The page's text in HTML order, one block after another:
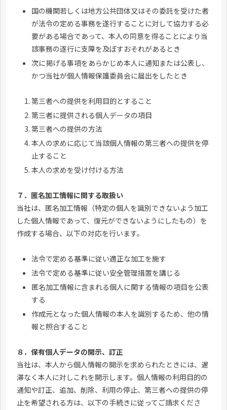
国の機関若しくは地方公共団体又はその委託を受けた者
が法令の定める事務を遂行することに対して協力する必
要がある場合であって、本人の同意を得ることにより当
該事務の遂行に支障を及ぼすおそれがあるとき
次に掲げる事項をあらかじめ本人に通知または公表し、
かつ当社が個人情報保護委員会に届出をしたとき
第三者への提供を利用目的とすること
第三者に提供される個人データの項目
第三者への提供の方法
本人の求めに応じて当該個人情報の第三者への提供を停
止すること
本人の求めを受け付ける方法
７．匿名加工情報に関する取扱い
当社は、匿名加工情報（特定の個人を識別できないよう加工
した個人情報であって、復元ができないようにしたもの）を
作成する場合、以下の対応を行います。
法令で定める基準に従い適正な加工を施す
法令で定める基準に従い安全管理措置を講じる
匿名加工情報に含まれる個人に関する情報の項目を公表
する
作成元となった個人情報の本人を識別するため、他の情
報と照合すること
８．保有個人データの開示、訂正
当社は、本人から個人情報の開示を求められたときには、遅
滞なく本人に対しこれを開示します。個人情報の利用目的の
通知や訂正、追加、削除、利用の停止、第三者への提供の停
止を希望される方は、以下の手続きに従ってご請求くださ